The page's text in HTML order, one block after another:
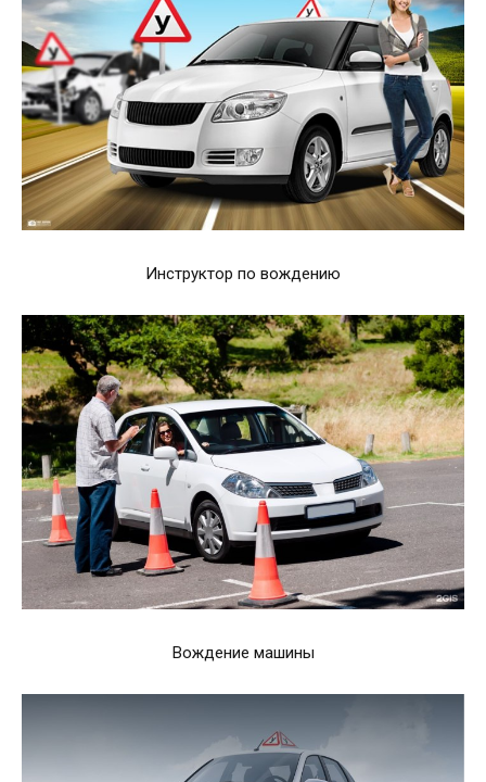
Инструктор по вождению
Вождение машины